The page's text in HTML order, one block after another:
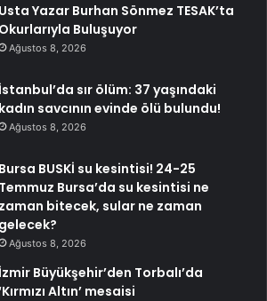
Usta Yazar Burhan Sönmez TESAK’ta
Okurlarıyla Buluşuyor
Ağustos 8, 2026
İstanbul’da sır ölüm: 37 yaşındaki
kadın savcının evinde ölü bulundu!
Ağustos 8, 2026
Bursa BUSKİ su kesintisi! 24-25
Temmuz Bursa’da su kesintisi ne
zaman bitecek, sular ne zaman
gelecek?
Ağustos 8, 2026
İzmir Büyükşehir’den Torbalı’da
Altın’ mesaisi